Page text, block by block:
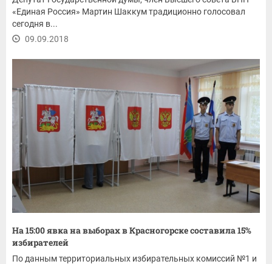
«Единая Россия» Мартин Шаккум традиционно голосовал
сегодня в...
09.09.2018
На 15:00 явка на выборах в Красногорске составила 15%
избирателей
По данным территориальных избирательных комиссий №1 и